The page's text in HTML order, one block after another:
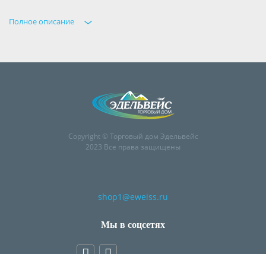
Полное описание
Copyright © Торговый дом Эдельвейс
2023 Все права защищены
shop1@eweiss.ru
Мы в соцсетях